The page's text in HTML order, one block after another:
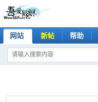
网站 新帖 帮助